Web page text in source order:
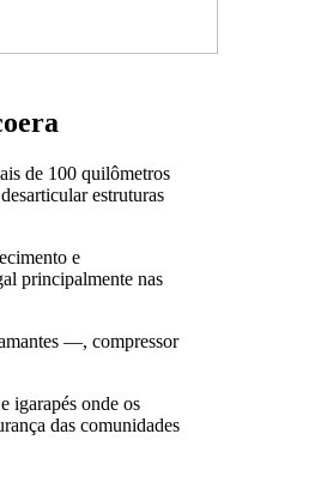
de 100 quilômetros
estruturas
e
principalmente nas
—, compressor
igarapés onde os
das comunidades